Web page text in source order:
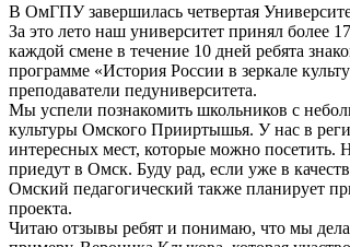
В ОмГПУ завершилась четвертая
За это лето наш университет принял более
каждой смене в течение 10 дней ребята
программе «История России в зеркале
преподаватели педуниверситета.
Мы успели познакомить школьников с
культуры Омского Прииртышья. У нас в
интересных мест, которые можно посетить.
приедут в Омск. Буду рад, если уже в
Омский педагогический также планирует
проекта.
Читаю отзывы ребят и понимаю, что мы